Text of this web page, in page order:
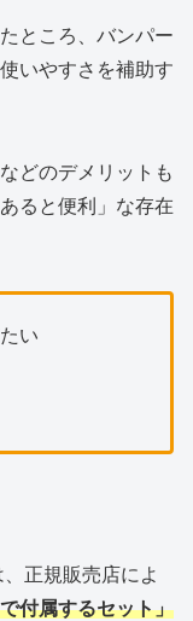
ところ、バンパー
いやすさを補助す
どのデメリットも
ると便利」な存在
い
正規販売店によ
付属するセット」